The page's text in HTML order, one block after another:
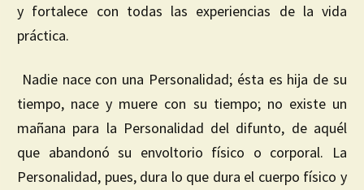
y fortalece con todas las experiencias de la vida
práctica.
Nadie nace con una Personalidad; ésta es hija de su
tiempo, nace y muere con su tiempo; no existe un
mañana para la Personalidad del difunto, de aquél
que abandonó su envoltorio físico o corporal. La
Personalidad, pues, dura lo que dura el cuerpo físico y